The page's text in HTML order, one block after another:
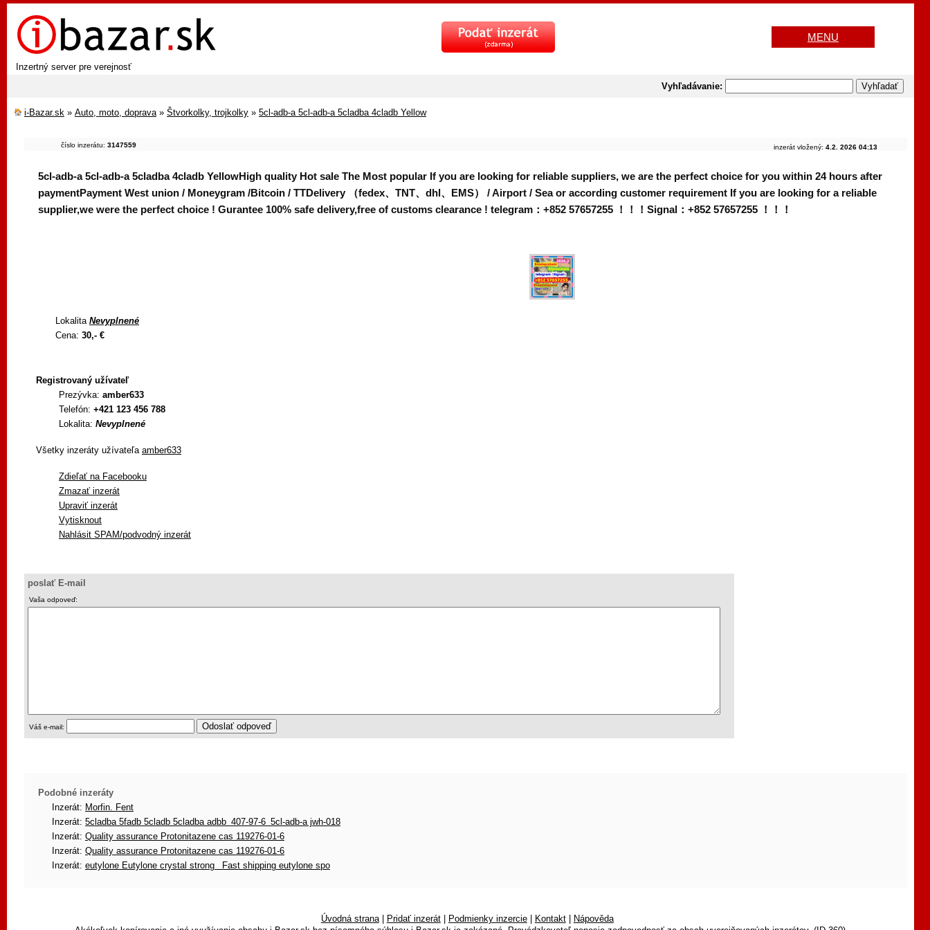
MENU
Inzertný server pre verejnosť
Vyhľadávanie:
i-Bazar.sk » Auto, moto, doprava» Štvorkolky, trojkolky » 5cl-adb-a 5cl-adb-a 5cladba 4cladb Yellow
číslo inzerátu: 3147559 inzerát vložený: 4.2. 2026 04:13
5cl-adb-a 5cl-adb-a 5cladba 4cladb YellowHigh quality Hot sale The Most popular If you are looking for reliable suppliers, we are the perfect choice for you within 24 hours after
paymentPayment West union / Moneygram /Bitcoin / TTDelivery （fedex、TNT、dhl、EMS） / Airport / Sea or according customer requirement If you are looking for a reliable
supplier,we were the perfect choice ! Gurantee 100% safe delivery,free of customs clearance ! telegram：+852 57657255 ！！！Signal：+852 57657255 ！！！
Lokalita Nevyplnené
Cena: 30,- €
Registrovaný užívateľ
Prezývka: amber633
Telefón: +421 123 456 788
Lokalita: Nevyplnené
Všetky inzeráty užívateľa amber633
Zdieľať na Facebooku
Zmazať inzerát
Upraviť inzerát
Vytisknout
Nahlásit SPAM/podvodný inzerát
poslať E-mail
Vaša odpoveď:
Váš e-mail:
Podobné inzeráty
Inzerát: Morfin. Fent
Inzerát: 5cladba 5fadb 5cladb 5cladba adbb 407-97-6 5cl-adb-a jwh-018
Inzerát: Quality assurance Protonitazene cas 119276-01-6
Inzerát: Quality assurance Protonitazene cas 119276-01-6
Inzerát: eutylone Eutylone crystal strong Fast shipping eutylone spo
Úvodná strana| Pridať inzerát| Podmienky inzercie| Kontakt|
Nápověda